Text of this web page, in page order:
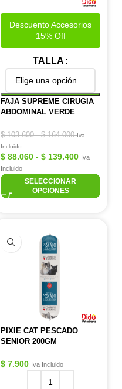
Descuento Accesorios
15% Off
TALLA
FAJA SUPREME CIRUGIA
ABDOMINAL VERDE
$103.600 - $164.000 Iva
Incluido
$ 88.060 - $ 139.400 Iva
Incluido
SELECCIONAR
OPCIONES
PIXIE CAT PESCADO
SENIOR 200GM
$ 7.900 Iva Incluido